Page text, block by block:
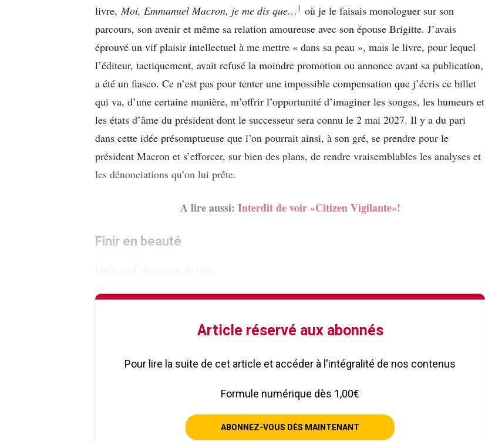
livre,Moi, Emmanuel Macron, je me dis que…1 où je le faisais monologuer sur son
parcours, son avenir et même sa relation amoureuse avec son épouse Brigitte. J’avais
éprouvé un vif plaisir intellectuel à me mettre « dans sa peau », mais le livre, pour lequel
l’éditeur, tactiquement, avait refusé la moindre promotion ou annonce avant sa publication,
a été un fiasco. Ce n’est pas pour tenter une impossible compensation que j’écris ce billet
qui va, d’une certaine manière, m’offrir l’opportunité d’imaginer les songes, les humeurs et
les états d’âme du président dont le successeur sera connu le 2 mai 2027. Il y a du pari
dans cette idée présomptueuse que l’on pourrait ainsi, à son gré, se prendre pour le
président Macron et s’efforcer, sur bien des plans, de rendre vraisemblables les analyses et
les dénonciations qu’on lui prête.
A lire aussi: Interdit de voir «Citizen Vigilante»!
Finir en beauté
Article réservé aux abonnés
Pour lire la suite de cet article et accéder à l'intégralité de nos contenus
Formule numérique dès 1,00€
ABONNEZ-VOUS DÈS MAINTENANT